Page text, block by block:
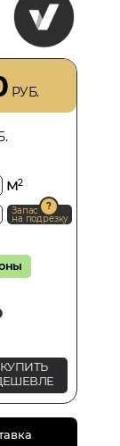
РУБ.
м2
Запас
на подрезку
КУПИТЬ